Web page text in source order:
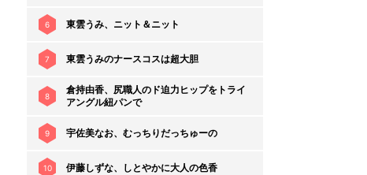
6 東雲うみ、ニット＆ニット
7 東雲うみのナースコスは超大胆
8
倉持由香、尻職人のド迫力ヒップをトライ
アングル紐パンで
9 宇佐美なお、むっちりだっちゅーの
10 伊藤しずな、しとやかに大人の色香